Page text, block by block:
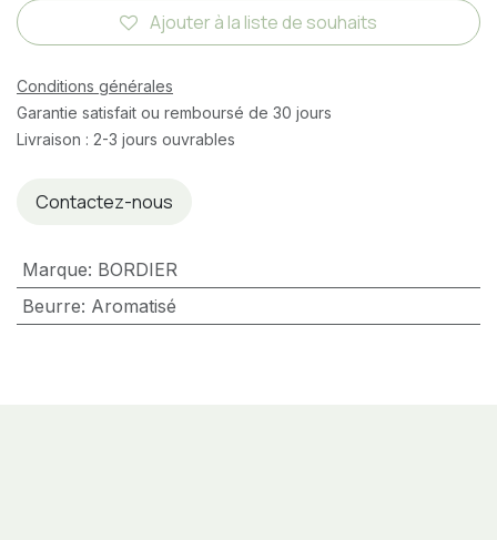
Ajouter à la liste de souhaits
Conditions générales
Garantie satisfait ou remboursé de 30 jours
Livraison : 2-3 jours ouvrables
Contactez-nous
Marque: BORDIER
Beurre: Aromatisé